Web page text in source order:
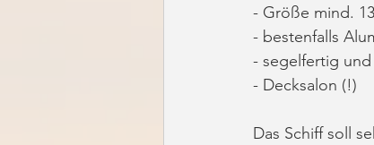
- Größe mind.
- bestenfalls
- segelfertig
- Decksalon (!)
Das Schiff soll